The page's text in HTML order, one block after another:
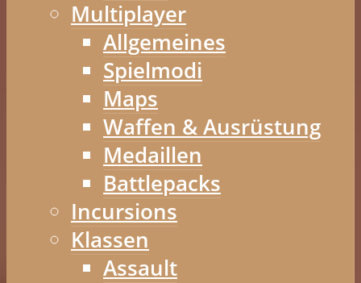
Multiplayer
Allgemeines
Spielmodi
Maps
Waffen & Ausrüstung
Medaillen
Battlepacks
Incursions
Klassen
Assault